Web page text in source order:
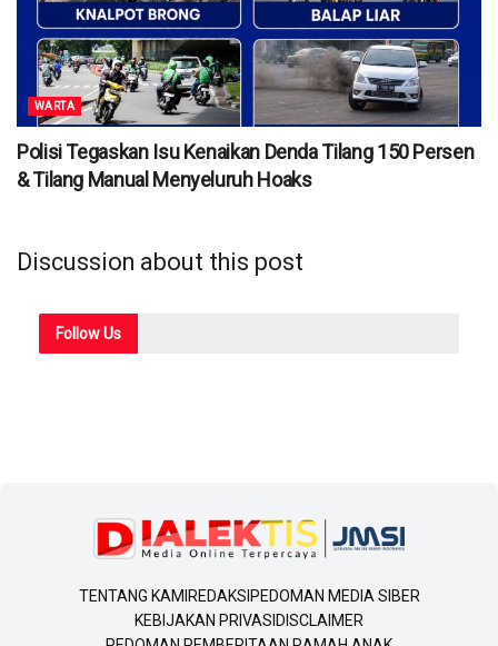
WARTA
Polisi Tegaskan Isu Kenaikan Denda Tilang 150 Persen
& Tilang Manual Menyeluruh Hoaks
Discussion about this post
FollowUs
TENTANG KAMI REDAKSI PEDOMAN MEDIA SIBER
KEBIJAKAN PRIVASI DISCLAIMER